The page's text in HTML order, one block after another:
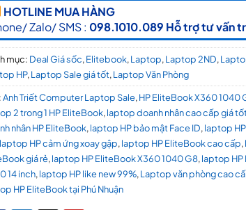
HOTLINE MUA HÀNG
Zalo/ SMS : 098.1010.089 Hỗ trợ tư vấn
mục: Deal Giá sốc,Elitebook,Laptop,Laptop 2ND,
HP,Laptop Sale giá tốt,Laptop Văn Phòng
Anh Triết Computer Laptop Sale,HP EliteBook X360 1040
2 trong 1 HP EliteBook,laptop doanh nhân cao cấp giá
nhân HP EliteBook,laptop HP bảo mật Face ID,laptop
laptop HP cảm ứng xoay gập,laptop HP EliteBook cao cấp,
giá rẻ,laptop HP EliteBook X360 1040 G8,laptop HP
14 inch,laptop HP like new 99%,Laptop văn phòng cao
HP EliteBook tại Phú Nhuận